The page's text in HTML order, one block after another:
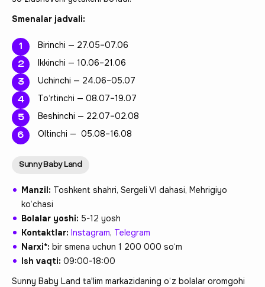
Smenalar jadvali:
Birinchi — 27.05–07.06
Ikkinchi — 10.06–21.06
Uchinchi — 24.06–05.07
To‘rtinchi — 08.07–19.07
Beshinchi — 22.07–02.08
Oltinchi — 05.08–16.08
Sunny Baby Land
Manzil: Toshkent shahri, Sergeli VI dahasi, Mehrigiyo
ko‘chasi
Bolalar yoshi: 5-12 yosh
Kontaktlar: Instagram, Telegram
Narxi*: bir smena uchun 1 200 000 so‘m
Ish vaqti: 09:00-18:00
Sunny Baby Land ta'lim markazidaning o‘z bolalar oromgohi